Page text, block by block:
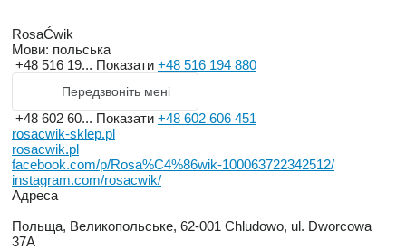
RosaĆwik
Мови: польська
+48 516 19... Показати +48 516 194 880
Передзвоніть мені
+48 602 60... Показати +48 602 606 451
rosacwik-sklep.pl
rosacwik.pl
facebook.com/p/Rosa%C4%86wik-100063722342512/
instagram.com/rosacwik/
Адреса
Польща, Великопольське, 62-001 Chludowo, ul. Dworcowa
37A